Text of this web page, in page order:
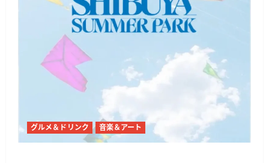
グルメ＆ドリンク 音楽＆アート